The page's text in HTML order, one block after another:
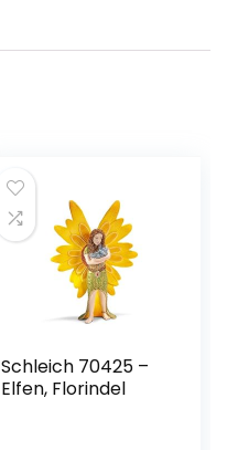
Schleich 70425 –
Elfen, Florindel